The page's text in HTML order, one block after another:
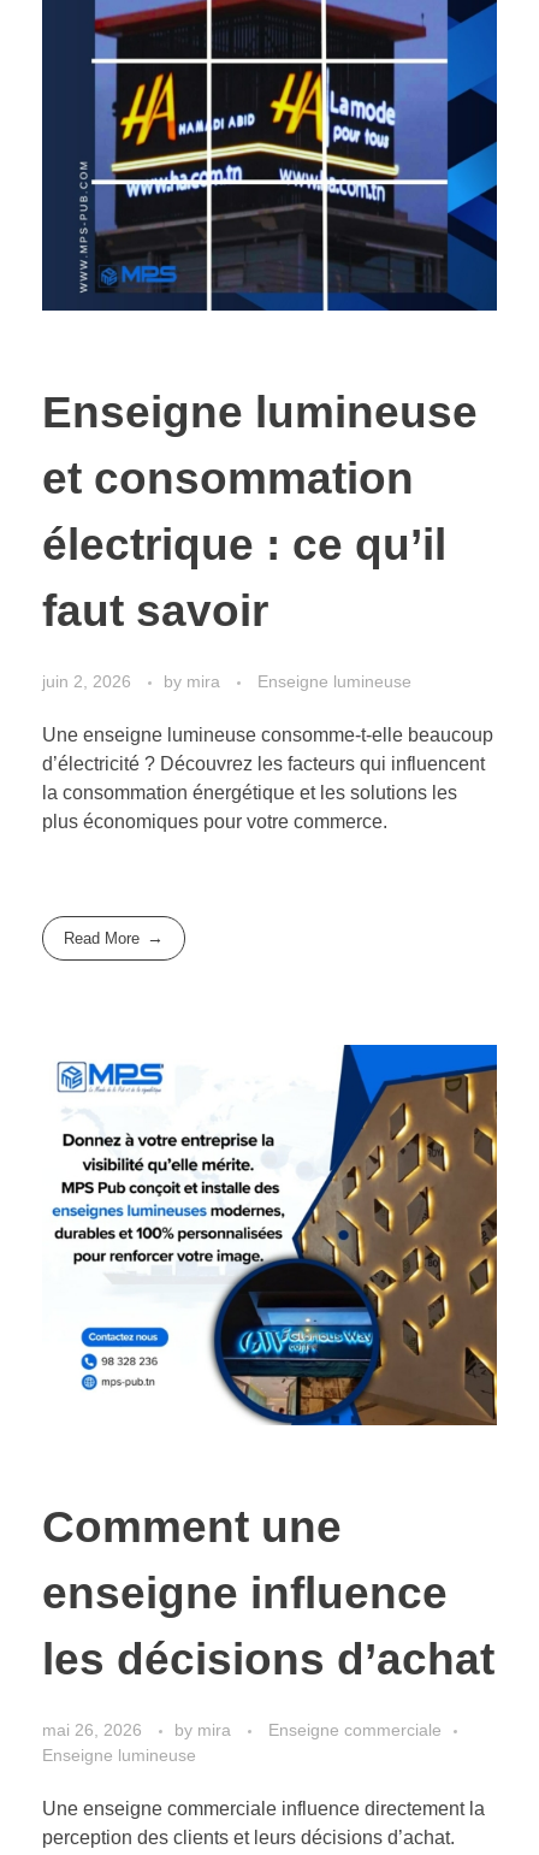
Enseigne lumineuse
et consommation
électrique : ce qu’il
faut savoir
juin 2, 2026 by mira Enseigne lumineuse
Une enseigne lumineuse consomme-t-elle beaucoup
d’électricité ? Découvrez les facteurs qui influencent
la consommation énergétique et les solutions les
plus économiques pour votre commerce.
Read More
Comment une
enseigne influence
les décisions d’achat
mai 26, 2026 by mira
Enseigne commerciale
Enseigne lumineuse
Une enseigne commerciale influence directement la
perception des clients et leurs décisions d’achat.